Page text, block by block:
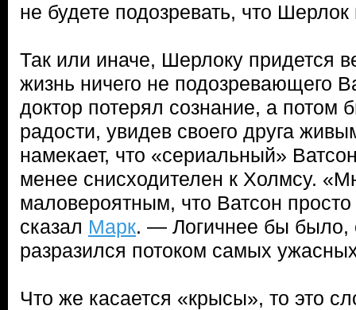
не будете подозревать, что
Так или иначе, Шерлоку придется
жизнь ничего не подозревающего
доктор потерял сознание, а потом
радости, увидев своего друга
намекает, что «сериальный»
менее снисходителен к Холмсу.
маловероятным, что Ватсон
сказал Марк. — Логичнее бы было,
разразился потоком самых
Что же касается «крысы», то это